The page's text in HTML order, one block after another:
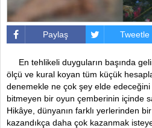
Paylaş Tweetle
En tehlikeli duyguların başında
ölçü ve kural koyan tüm küçük
denemekle ne çok şey elde
bitmeyen bir oyun çemberinin içinde
Hikâye, dünyanın farklı yerlerinden
kazandıkça daha çok kazanmak